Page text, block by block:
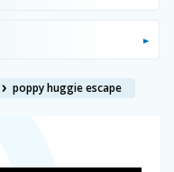
poppy huggie escape